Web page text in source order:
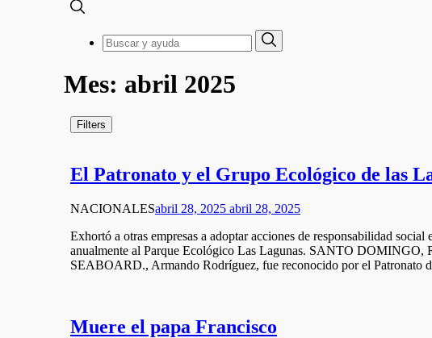
Search
for:
Mes: abril 2025
Filters
El Patronato y el Grupo Ecológico de las
NACIONALESabril 28, 2025 abril 28, 2025
Exhortó a otras empresas a adoptar acciones de responsabilidad
anualmente al Parque Ecológico Las Lagunas. SANTO DOMINGO,
SEABOARD., Armando Rodríguez, fue reconocido por el Patronato
Muere el papa Francisco